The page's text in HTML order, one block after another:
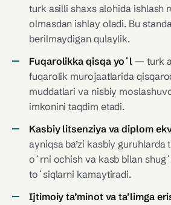
turk asilli shaxs alohida ishlash
olmasdan ishlay oladi. Bu
berilmaydigan qulaylik.
Fuqarolikka qisqa yoʻl — turk
fuqarolik murojaatlarida
muddatlari va nisbiy
imkonini taqdim etadi.
Kasbiy litsenziya va diplom
ayniqsa ba’zi kasbiy guruhlarda
oʻrni ochish va kasb bilan
toʻsiqlarni kamaytiradi.
Ijtimoiy ta’minot va ta’limga